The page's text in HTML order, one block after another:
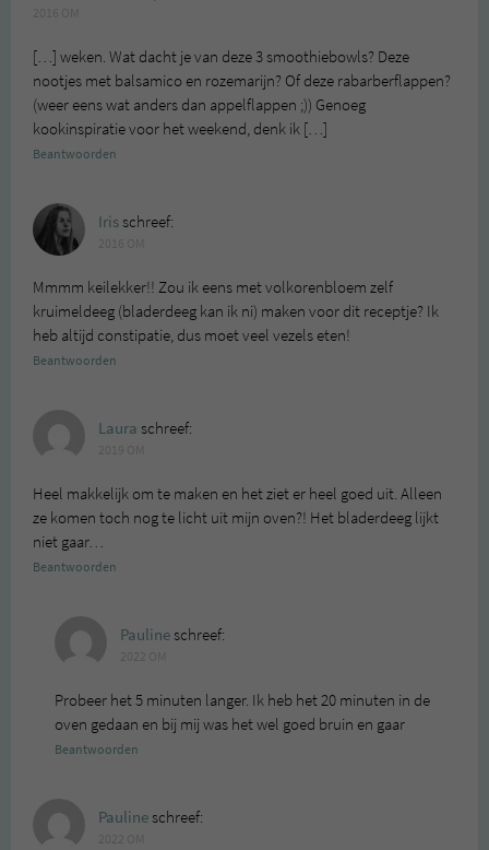
[…] weken. Wat dacht je van deze 3 smoothiebowls? Deze
nootjes met balsamico en rozemarijn? Of deze rabarberflappen?
(weer eens wat anders dan appelflappen ;)) Genoeg
kookinspiratie voor het weekend, denk ik […]
Beantwoorden
Irisschreef:
Mmmm keilekker!! Zou ik eens met volkorenbloem zelf
kruimeldeeg (bladerdeeg kan ik ni) maken voor dit receptje? Ik
heb altijd constipatie, dus moet veel vezels eten!
Beantwoorden
Laura schreef:
Heel makkelijk om te maken en het ziet er heel goed uit. Alleen
ze komen toch nog te licht uit mijn oven?! Het bladerdeeg lijkt
niet gaar…
Beantwoorden
Paulineschreef:
Probeer het 5 minuten langer. Ik heb het 20 minuten in de
oven gedaan en bij mij was het wel goed bruin en gaar
Beantwoorden
Paulineschreef: